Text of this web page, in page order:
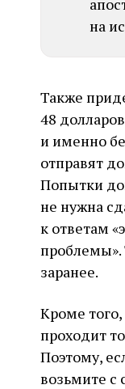
нa
Также
48
и именно
отправят
Попытки
не нужна
к ответам
проблемы».
заранее.
Кроме
проходит
Поэтому,
возьмите с